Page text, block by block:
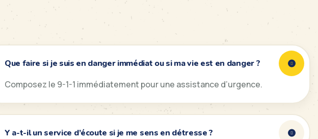
Que faire si je suis en danger immédiat ou si ma vie est en danger ?
Composez le 9-1-1 immédiatement pour une assistance d’urgence.
Y a-t-il un service d’écoute si je me sens en détresse ?